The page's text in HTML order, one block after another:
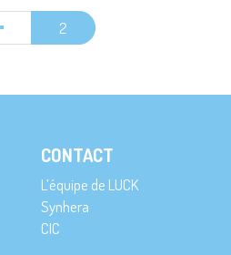
2
CONTACT
L’équipe de LUCK
Synhera
CIC